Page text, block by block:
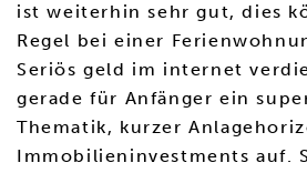
ist weiterhin sehr gut, dies
Regel bei einer
Seriös geld im internet
gerade für Anfänger ein
Thematik, kurzer
Immobilieninvestments auf.